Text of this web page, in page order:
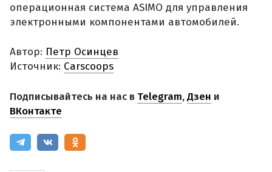
операционная система ASIMO для управления
электронными компонентами автомобилей.
Автор: Петр Осинцев
Источник: Carscoops
Подписывайтесь на нас в Telegram,Дзен и
ВКонтакте